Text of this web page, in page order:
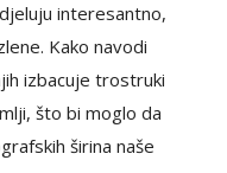
interesantno,
Kako navodi
izbacuje trostruki
što bi moglo da
širina naše